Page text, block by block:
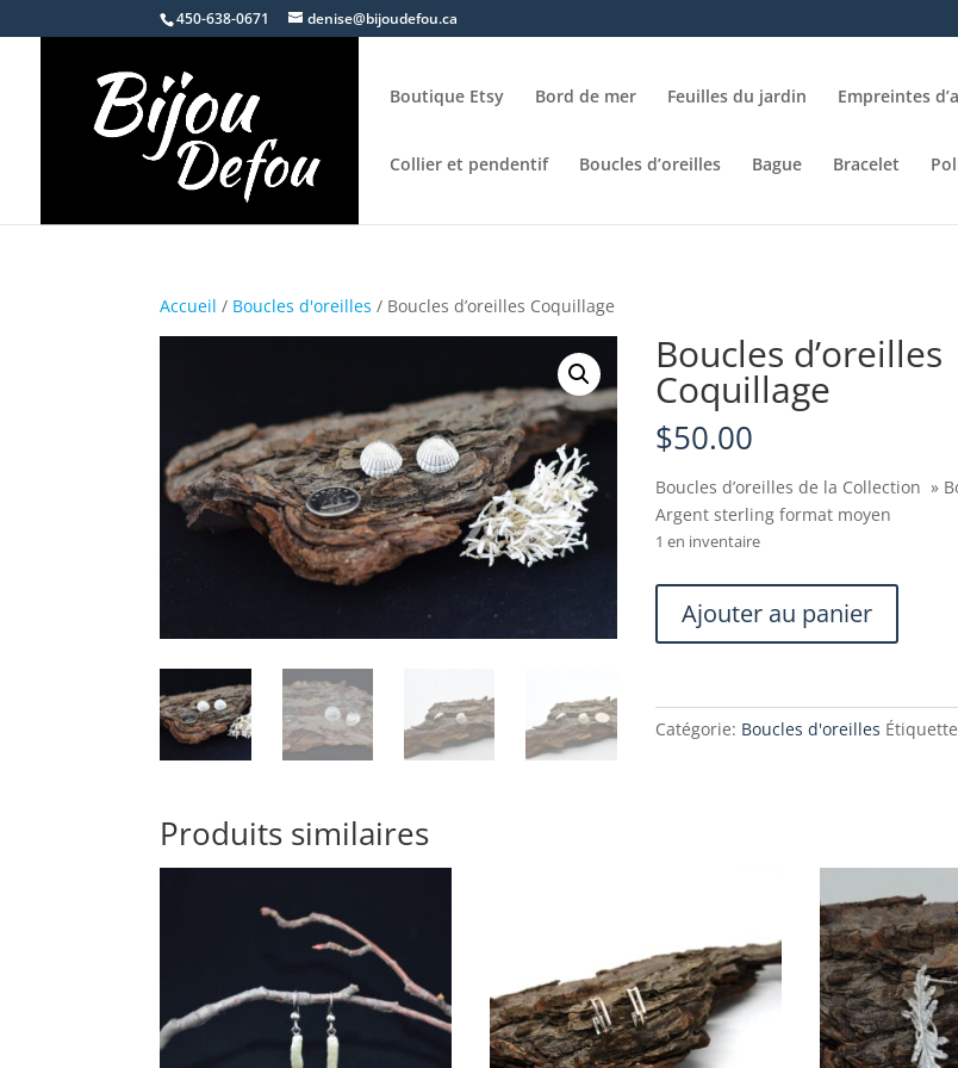
450-638-0671 denise@bijoudefou.ca
Boutique Etsy Bord de mer Feuilles du jardin Empreintes
Collier et pendentif Boucles d’oreilles Bague Bracelet
Accueil / Boucles d'oreilles / Boucles d’oreilles Coquillage
Boucles d’oreilles
Coquillage
$50.00
Boucles d’oreilles de la Collection »
Argent sterling format moyen
1 en inventaire
Boucles
Coquillage
Ajouter au panier
Catégorie: Boucles d'oreilles
Produits similaires